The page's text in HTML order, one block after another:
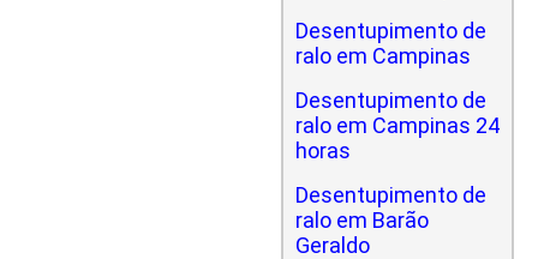
Desentupimento de
ralo em Campinas
Desentupimento de
ralo em Campinas 24
horas
Desentupimento de
ralo em Barão
Geraldo